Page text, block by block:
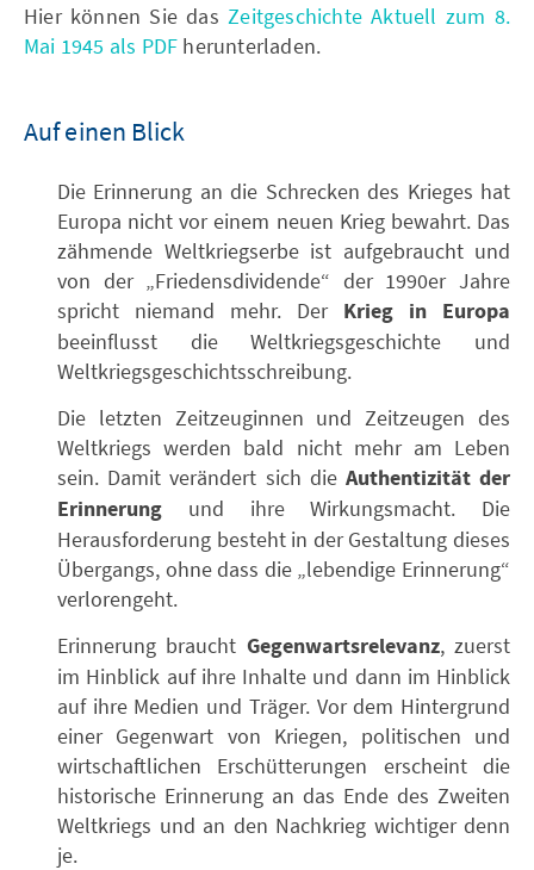
Hier können Sie dasZeitgeschichte Aktuell zum 8.
Mai 1945 als PDF herunterladen.
Auf einen Blick
Die Erinnerung an die Schrecken des Krieges hat
Europa nicht vor einem neuen Krieg bewahrt. Das
zähmende Weltkriegserbe ist aufgebraucht und
von der „Friedensdividende“ der 1990er Jahre
spricht niemand mehr. Der Krieg in Europa
beeinflusst die Weltkriegsgeschichte und
Weltkriegsgeschichtsschreibung.
Die letzten Zeitzeuginnen und Zeitzeugen des
Weltkriegs werden bald nicht mehr am Leben
sein. Damit verändert sich die Authentizität der
Erinnerung und ihre Wirkungsmacht. Die
Herausforderung besteht in der Gestaltung dieses
Übergangs, ohne dass die „lebendige Erinnerung“
verlorengeht.
Erinnerung braucht Gegenwartsrelevanz, zuerst
im Hinblick auf ihre Inhalte und dann im Hinblick
auf ihre Medien und Träger. Vor dem Hintergrund
einer Gegenwart von Kriegen, politischen und
wirtschaftlichen Erschütterungen erscheint die
historische Erinnerung an das Ende des Zweiten
Weltkriegs und an den Nachkrieg wichtiger denn
je.